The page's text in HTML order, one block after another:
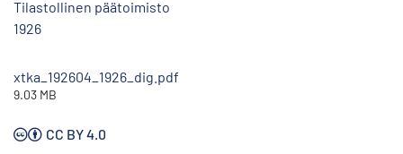
Tilastollinen päätoimisto
1926
xtka_192604_1926_dig.pdf
9.03 MB
CC BY 4.0